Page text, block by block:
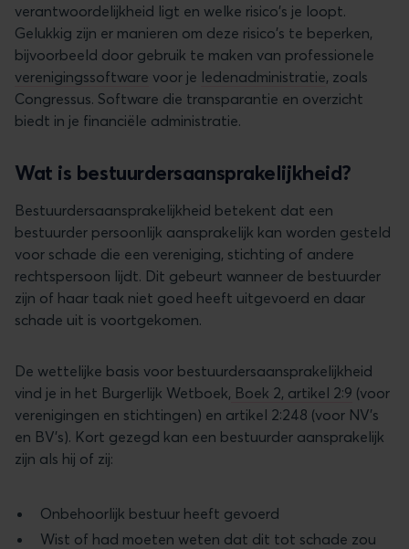
verantwoordelijkheid ligt en welke risico's je loopt.
Gelukkig zijn er manieren om deze risico's te beperken,
bijvoorbeeld door gebruik te maken van professionele
verenigingssoftware voor je ledenadministratie, zoals
Congressus. Software die transparantie en overzicht
biedt in je financiële administratie.
Wat is bestuurdersaansprakelijkheid?
Bestuurdersaansprakelijkheid betekent dat een
bestuurder persoonlijk aansprakelijk kan worden gesteld
voor schade die een vereniging, stichting of andere
rechtspersoon lijdt. Dit gebeurt wanneer de bestuurder
zijn of haar taak niet goed heeft uitgevoerd en daar
schade uit is voortgekomen.
De wettelijke basis voor bestuurdersaansprakelijkheid
vind je in het Burgerlijk Wetboek, Boek 2, artikel 2:9 (voor
verenigingen en stichtingen) en artikel 2:248 (voor NV's
en BV's). Kort gezegd kan een bestuurder aansprakelijk
zijn als hij of zij:
Onbehoorlijk bestuur heeft gevoerd
Wist of had moeten weten dat dit tot schade zou